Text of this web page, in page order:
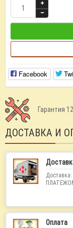
Facebook
Гарантия
ДОСТАВКА И
Оплата